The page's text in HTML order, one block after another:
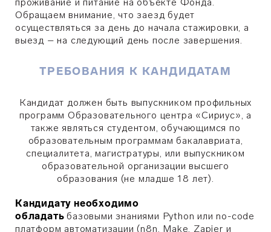
Обращаем внимание, что заезд будет
осуществляться за день до начала стажировки, а
выезд – на следующий день после завершения.
ТРЕБОВАНИЯ К КАНДИДАТАМ
Кандидат должен быть выпускником профильных
программ Образовательного центра «Сириус», а
также являться студентом, обучающимся по
образовательным программам бакалавриата,
специалитета, магистратуры, или выпускником
образовательной организации высшего
образования (не младше 18 лет).
Кандидату необходимо
обладатьбазовыми знаниями Python или no-code
платформ автоматизации (n8n, Make, Zapier и